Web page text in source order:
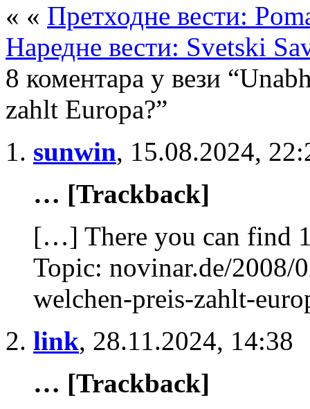
« « Претходне вести:
Наредне вести: Svetski
8 коментара у вези
zahlt Europa?”
sunwin, 15.08.2024,
… [Trackback]
[…] There you can find
Topic: novinar.de/2008/
welchen-preis-zahlt-
link, 28.11.2024, 14:38
… [Trackback]